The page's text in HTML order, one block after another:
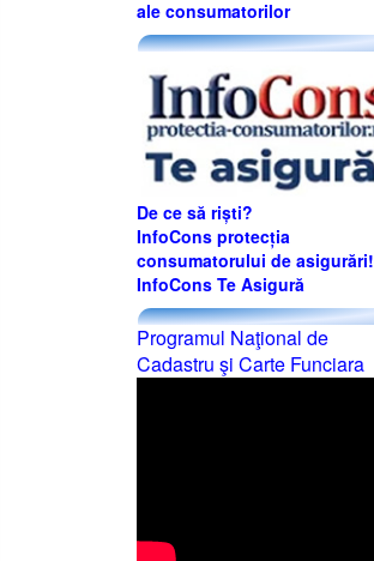
ale consumatorilor
De ce să riști?
InfoCons protecția
consumatorului de asigurări!
InfoCons Te Asigură
Programul Naţional de
Cadastru şi Carte Funciara